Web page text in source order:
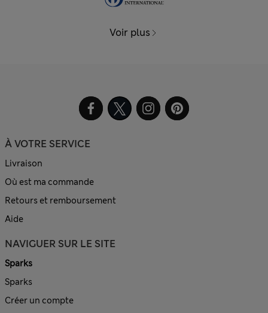
Voir plus
À VOTRE SERVICE
Livraison
Où est ma commande
Retours et remboursement
Aide
NAVIGUER SUR LE SITE
Sparks
Sparks
Créer un compte